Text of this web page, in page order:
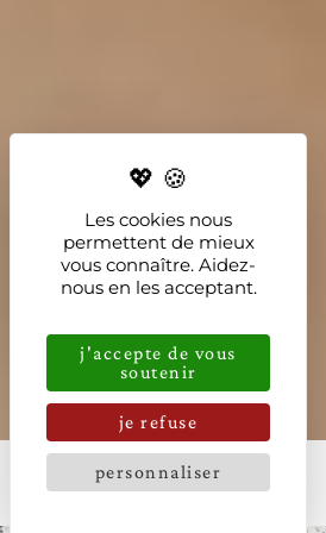
Les cookies nous
permettent de mieux
vous connaître. Aidez-
nous en les acceptant.
j'accepte de vous
soutenir
je refuse
personnaliser